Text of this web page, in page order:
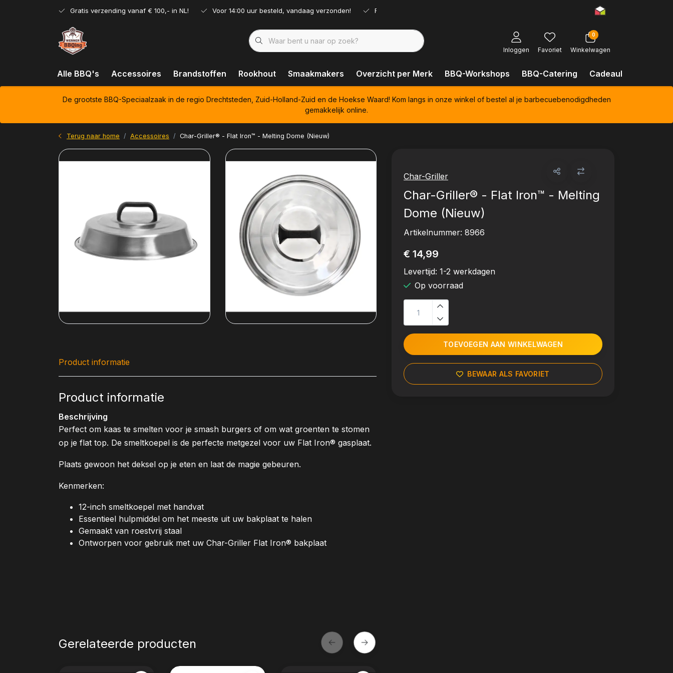
Gratis verzending vanaf € 100,- in NL! Voor 14:00 uur besteld, vandaag verzonden! Ruim assortiment!
Inloggen Favoriet
0
Winkelwagen
Alle BBQ's Accessoires Brandstoffen Rookhout Smaakmakers Overzicht per Merk BBQ-Workshops BBQ-Catering Cadeaubonnen
De grootste BBQ-Speciaalzaak in de regio Drechtsteden, Zuid-Holland-Zuid en de Hoekse Waard! Kom langs in onze winkel of bestel al je barbecuebenodigdheden
gemakkelijk online.
Terug naar home Accessoires Char-Griller® - Flat Iron™ - Melting Dome (Nieuw)
Char-Griller
Char-Griller® - Flat Iron™ - Melting
Dome (Nieuw)
Artikelnummer: 8966
€ 14,99
Levertijd: 1-2 werkdagen
Op voorraad
TOEVOEGEN AAN WINKELWAGEN
BEWAAR ALS FAVORIET
Product informatie
Product informatie
Beschrijving
Perfect om kaas te smelten voor je smash burgers of om wat groenten te stomen
op je flat top. De smeltkoepel is de perfecte metgezel voor uw Flat Iron® gasplaat.
Plaats gewoon het deksel op je eten en laat de magie gebeuren.
Kenmerken:
12-inch smeltkoepel met handvat
Essentieel hulpmiddel om het meeste uit uw bakplaat te halen
Gemaakt van roestvrij staal
Ontworpen voor gebruik met uw Char-Griller Flat Iron® bakplaat
Gerelateerde producten